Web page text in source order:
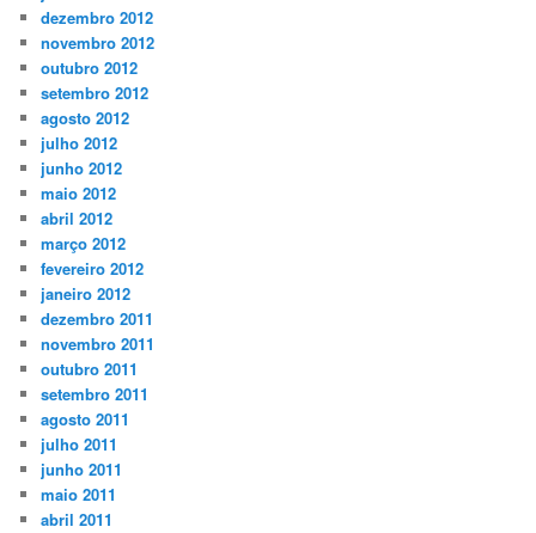
dezembro 2012
novembro 2012
outubro 2012
setembro 2012
agosto 2012
julho 2012
junho 2012
maio 2012
abril 2012
março 2012
fevereiro 2012
janeiro 2012
dezembro 2011
novembro 2011
outubro 2011
setembro 2011
agosto 2011
julho 2011
junho 2011
maio 2011
abril 2011